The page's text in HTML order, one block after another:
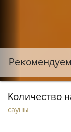
Количество
сауны